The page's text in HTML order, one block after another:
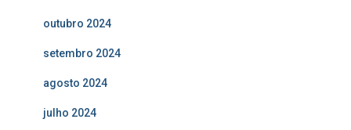
outubro 2024
setembro 2024
agosto 2024
julho 2024